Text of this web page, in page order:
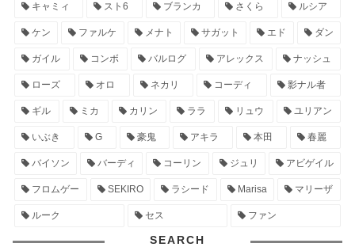
キャミィ スト6 ブランカ さくら ルシア
ケン ファルケ メナト サガット エド ダン
ガイル コンボ バルログ アレックス ナッシュ
ローズ オロ ネカリ コーディ 影ナル者
ギル ミカ カリン ララ リュウ ユリアン
いぶき G 豪鬼 アキラ 本田 春麗
バイソン バーディ コーリン ジュリ アビゲイル
フロムゲー SEKIRO ラシード Marisa マリーザ
ルーク セス ファン
SEARCH